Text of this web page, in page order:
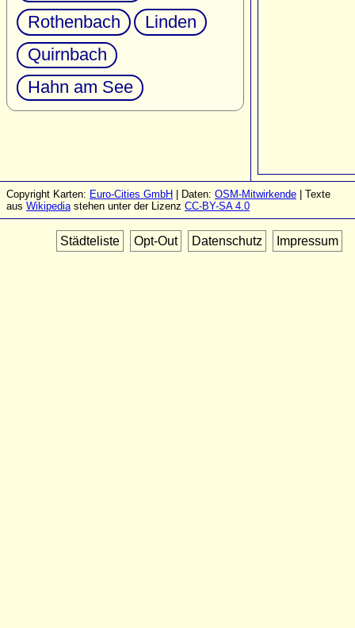
Rothenbach
Linden
Quirnbach
Hahn am See
Copyright Karten: Euro-Cities GmbH | Daten: OSM-Mitwirkende | Texte
aus Wikipediastehen unter der Lizenz CC-BY-SA 4.0
Städteliste Opt-Out Datenschutz Impressum